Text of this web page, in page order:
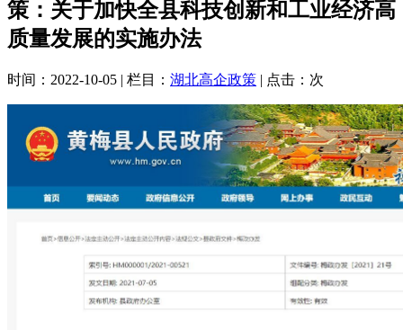
策：关于加快全县科技创新和工业经济高
质量发展的实施办法
时间：2022-10-05 | 栏目： 湖北高企政策 | 点击： 次